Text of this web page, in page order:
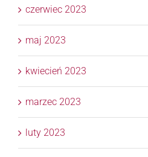
czerwiec 2023
maj 2023
kwiecień 2023
marzec 2023
luty 2023